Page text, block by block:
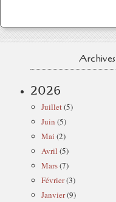
Archives
2026
Juillet(5)
Juin (5)
Mai (2)
Avril (5)
Mars(7)
Février(3)
Janvier(9)